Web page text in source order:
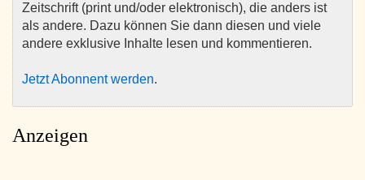
Zeitschrift (print und/oder elektronisch), die anders ist
als andere. Dazu können Sie dann diesen und viele
andere exklusive Inhalte lesen und kommentieren.
Jetzt Abonnent werden.
Anzeigen